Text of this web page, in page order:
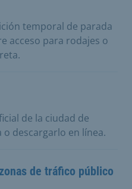
temporal de parada
acceso para rodajes o
de la ciudad de
descargarlo en línea.
de tráfico público